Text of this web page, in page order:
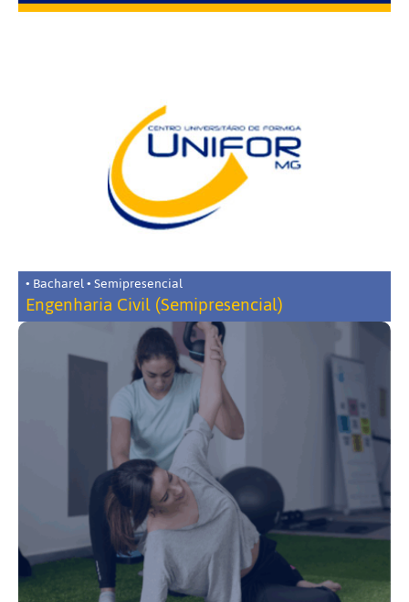
• Bacharel • Semipresencial
Engenharia Civil (Semipresencial)